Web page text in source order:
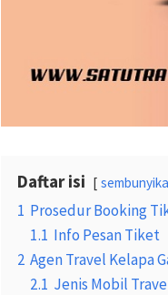
Daftar isi
1 Prosedur Booking
1.1 Info Pesan Tiket
2 Agen Travel Kelapa
2.1 Jenis Mobil